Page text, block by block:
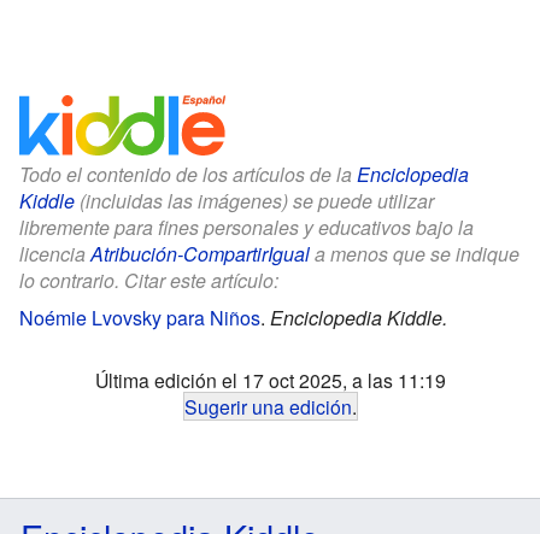
Todo el contenido de los artículos de la Enciclopedia
Kiddle (incluidas las imágenes) se puede utilizar
libremente para fines personales y educativos bajo la
licenciaAtribución-CompartirIguala menos que se indique
lo contrario. Citar este artículo:
Noémie Lvovsky para Niños. Enciclopedia Kiddle.
Última edición el 17 oct 2025, a las 11:19
Sugerir una edición.